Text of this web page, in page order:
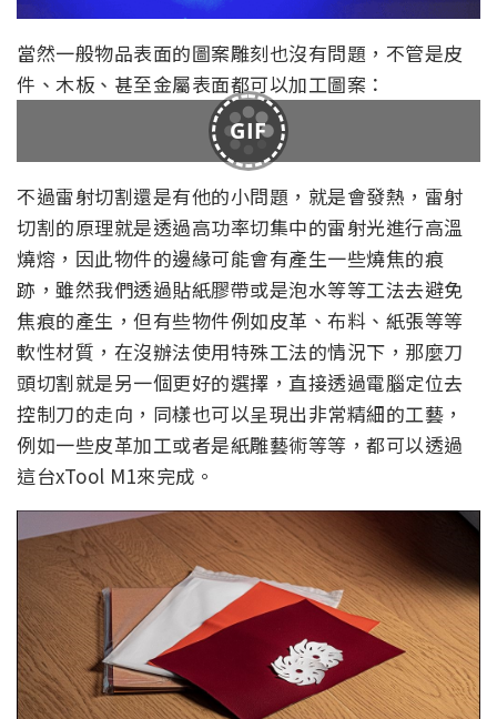
當然一般物品表面的圖案雕刻也沒有問題，不管是皮
件、木板、甚至金屬表面都可以加工圖案：
GIF
不過雷射切割還是有他的小問題，就是會發熱，雷射
切割的原理就是透過高功率切集中的雷射光進行高溫
燒熔，因此物件的邊緣可能會有產生一些燒焦的痕
跡，雖然我們透過貼紙膠帶或是泡水等等工法去避免
焦痕的產生，但有些物件例如皮革、布料、紙張等等
軟性材質，在沒辦法使用特殊工法的情況下，那麼刀
頭切割就是另一個更好的選擇，直接透過電腦定位去
控制刀的走向，同樣也可以呈現出非常精細的工藝，
例如一些皮革加工或者是紙雕藝術等等，都可以透過
這台xTool M1來完成。